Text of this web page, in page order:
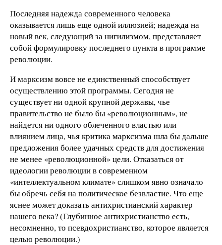
Последняя надежда современного человека
оказывается лишь еще одной иллюзией; надежда на
новый век, следующий за нигилизмом, представляет
собой формулировку последнего пункта в программе
революции.
И марксизм вовсе не единственный способствует
осуществлению этой программы. Сегодня не
существует ни одной крупной державы, чье
правительство не было бы «революционным», не
найдется ни одного облеченного властью или
влиянием лица, чья критика марксизма шла бы дальше
предложения более удачных средств для достижения
не менее «революционной» цели. Отказаться от
идеологии революции в современном
«интеллектуальном климате» слишком явно означало
бы обречь себя на политическое безвластие. Что еще
яснее может доказать антихристианский характер
нашего века? (Глубинное антихристианство есть,
несомненно, то псевдохристианство, которое является
целью революции.)